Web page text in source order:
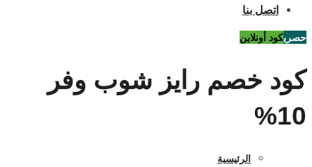
اتصل بنا
حصريكود أونلاين
كود خصم رايز شوب وفر
10%
الرئيسية